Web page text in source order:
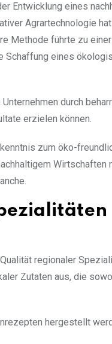
Entwicklung eines
Agrartechnologie
Methode führte zu einer
Schaffung eines
durch
erzielen können.
zum öko-
Wirtschaften
regionaler
Zutaten aus, die
hergestellt